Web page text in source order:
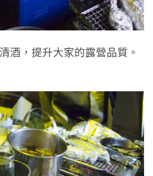
酒，提升大家的露營品質。